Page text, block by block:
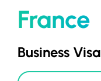
France
Business Visa